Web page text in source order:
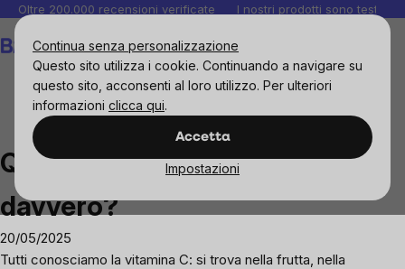
Continua senza personalizzazione
Questo sito utilizza i cookie. Continuando a navigare su
questo sito, acconsenti al loro utilizzo. Per ulteriori
informazioni clicca qui.
Accetta
Impostazioni
Salta
contenuto
Oltre 200.000 recensioni verificate I nostri prodotti sono testati
Quanta vitamina C ci serve davvero?
Quanta vitamina C ci serve
davvero?
20/05/2025
Tutti conosciamo la vitamina C: si trova nella frutta, nella